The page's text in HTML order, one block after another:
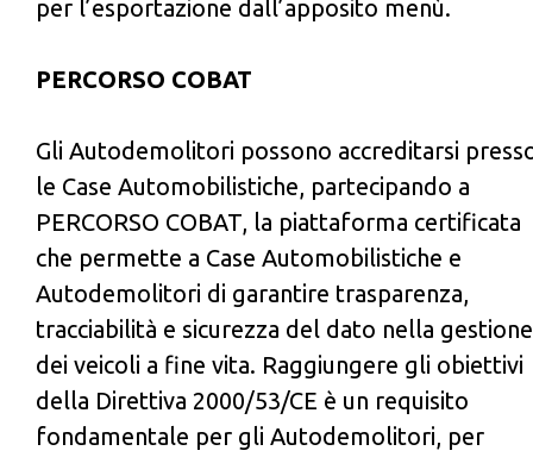
per l’esportazione dall’apposito menù.
PERCORSO COBAT
Gli Autodemolitori possono accreditarsi
le Case Automobilistiche, partecipando a
PERCORSO COBAT, la piattaforma certificata
che permette a Case Automobilistiche e
Autodemolitori di garantire trasparenza,
tracciabilità e sicurezza del dato nella gestione
dei veicoli a fine vita. Raggiungere gli obiettivi
della Direttiva 2000/53/CE è un requisito
fondamentale per gli Autodemolitori, per